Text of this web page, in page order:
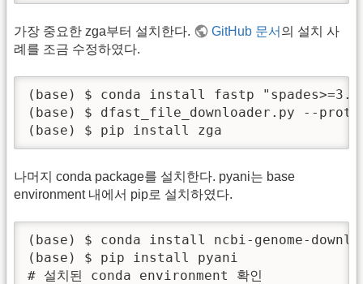
가장 중요한 zga부터 설치한다. GitHub 문서 의 설치 사
례를 조금 수정하였다.
(base) $ conda install fastp
(base) $ dfast_file_downloader.py --
(base) $ pip install zga
나머지 conda package를 설치한다. pyani는 base
environment 내에서 pip로 설치하였다.
(base) $ conda install ncbi-genome-
(base) $ pip install pyani
# 설치된 conda environment 확인